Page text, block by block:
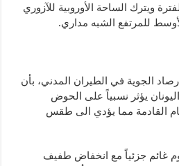
ويترك الساحة الأوروبية للآزوري
للمرتفع الشبه مداري.
الجوية في الطيران المدني، بأن
يؤثر نسبياً على الحوض
القادمة مما يؤدي الى طقس
غائم جزئياً مع انخفاض طفيف